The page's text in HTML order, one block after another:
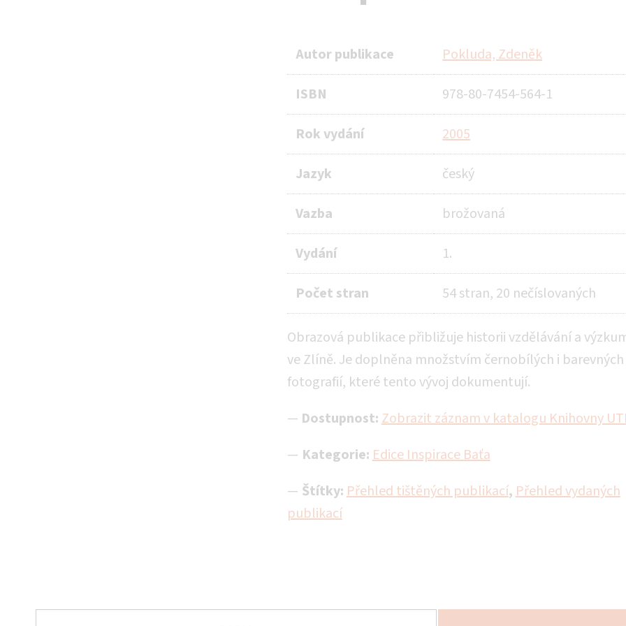
Autor publikace Pokluda, Zdeněk
ISBN 978-80-7454-564-1
Rok vydání 2005
Jazyk český
Vazba brožovaná
Vydání 1.
Počet stran 54 stran, 20 nečíslovaných
Obrazová publikace přibližuje historii vzdělávání a
ve Zlíně. Je doplněna množstvím černobílých i barevných
fotografií, které tento vývoj dokumentují.
— Dostupnost:Zobrazit záznam v katalogu Knihovny
Kategorie:Edice Inspirace Baťa
Štítky:Přehled tištěných publikací,Přehled vydaných
publikací